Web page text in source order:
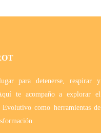
para detenerse, respirar y
te acompaño a explorar el
como herramientas de